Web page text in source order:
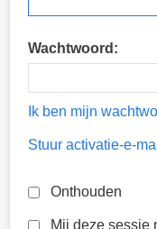
Wachtwoord:
Ik ben mijn
Stuur activatie-e-
Onthouden
Mij deze sessie